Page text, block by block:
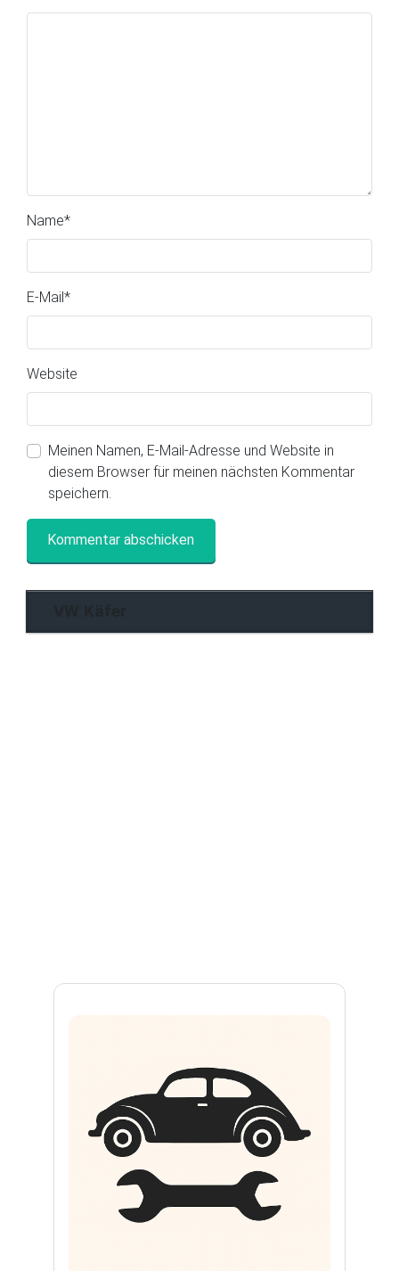
Name*
E-Mail *
Website
Meinen Namen, E-Mail-Adresse und Website in
diesem Browser für meinen nächsten Kommentar
speichern.